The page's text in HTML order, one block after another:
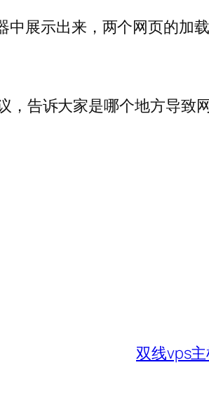
展示出来，两个网页的加
，告诉大家是哪个地方导致
双线vps